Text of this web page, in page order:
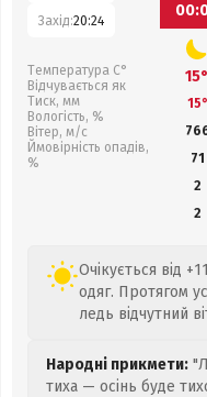
Захід:20:24
Температура С°
Відчувається як
Тиск, мм
Вологість, %
Вітер, м/с
Ймовірність опадів,
%
15°
15°
71
2
2
Очікується від
одяг. Протягом
ледь відчутний
Народні прикмети:
тиха — осінь буде